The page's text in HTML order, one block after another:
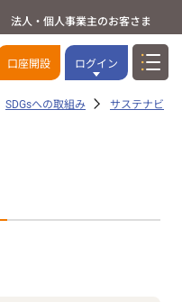
法人・個人事業主のお客さま
口座開設 ログイン
SDGsへの取組み
サステナビ